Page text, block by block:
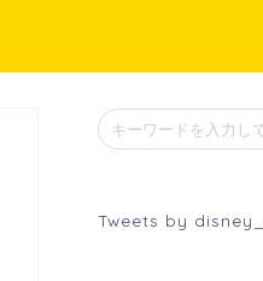
Tweets by